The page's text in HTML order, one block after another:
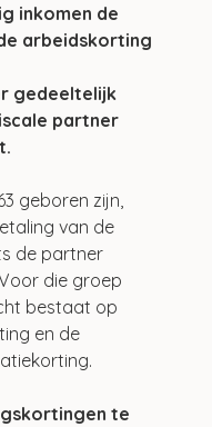
inkomen de
arbeidskorting
gedeeltelijk
partner
geboren zijn,
van de
de partner
die groep
bestaat op
en de
te